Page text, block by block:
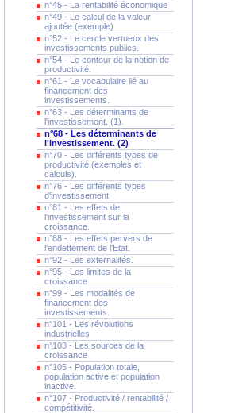
n°45 - La rentabilité économique
n°49 - Le calcul de la valeur
ajoutée (exemple)
n°52 - Le cercle vertueux des
investissements publics.
n°54 - Le contour de la notion de
productivité.
n°61 - Le vocabulaire lié au
financement des
investissements.
n°63 - Les déterminants de
l'investissement. (1).
n°68 - Les déterminants de
l'investissement. (2)
n°70 - Les différents types de
productivité (exemples et
calculs).
n°76 - Les différents types
d'investissement
n°81 - Les effets de
l'investissement sur la
croissance.
n°88 - Les effets pervers de
l'endettement de l'Etat.
n°92 - Les externalités.
n°95 - Les limites de la
croissance
n°99 - Les modalités de
financement des
investissements.
n°101 - Les révolutions
industrielles
n°103 - Les sources de la
croissance
n°105 - Population totale,
population active et population
inactive.
n°107 - Productivité / rentabilité /
compétitivité.